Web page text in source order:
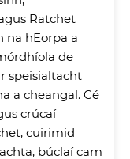
Ratchet
na hEorpa a
de
speisialtacht
a cheangal. Cé
crúcaí
cuirimid
búclaí cam